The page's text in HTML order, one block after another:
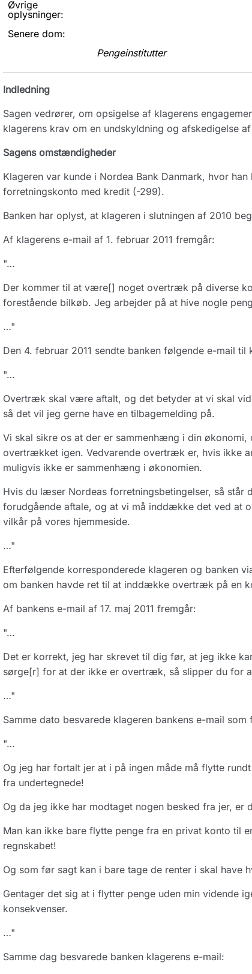
Øvrige
oplysninger:
Senere dom:
Pengeinstitutter
Indledning
Sagen vedrører, om opsigelse af klagerens
klagerens krav om en undskyldning og afskedigelse
Sagens omstændigheder
Klageren var kunde i Nordea Bank Danmark, hvor
forretningskonto med kredit (-299).
Banken har oplyst, at klageren i slutningen af 2010
Af klagerens e-mail af 1. februar 2011 fremgår:
"…
Der kommer til at være[] noget overtræk på diverse
forestående bilkøb. Jeg arbejder på at hive nogle
…"
Den 4. februar 2011 sendte banken følgende e-mail til
"…
Overtræk skal være aftalt, og det betyder at vi skal
så det vil jeg gerne have en tilbagemelding på.
Vi skal sikre os at der er sammenhæng i din
overtrækket igen. Vedvarende overtræk er, hvis ikke
muligvis ikke er sammenhæng i økonomien.
Hvis du læser Nordeas forretningsbetingelser, så
forudgående aftale, og at vi må inddække det ved at
vilkår på vores hjemmeside.
…"
Efterfølgende korresponderede klageren og banken
om banken havde ret til at inddække overtræk på en
Af bankens e-mail af 17. maj 2011 fremgår:
"…
Det er korrekt, jeg har skrevet til dig før, at jeg ikke
sørge[r] for at der ikke er overtræk, så slipper du for
…"
Samme dato besvarede klageren bankens e-mail som
"…
Og jeg har fortalt jer at i på ingen måde må flytte
fra undertegnede!
Og da jeg ikke har modtaget nogen besked fra jer, er
Man kan ikke bare flytte penge fra en privat konto til
regnskabet!
Og som før sagt kan i bare tage de renter i skal have
Gentager det sig at i flytter penge uden min vidende
konsekvenser.
…"
Samme dag besvarede banken klagerens e-mail: